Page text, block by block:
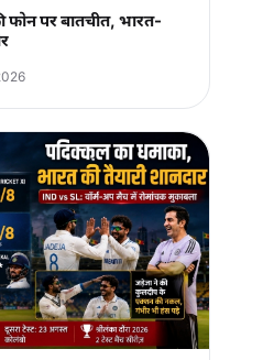
फोन पर बातचीत, भारत-